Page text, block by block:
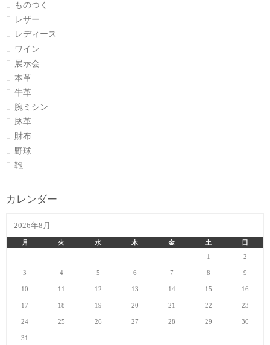
ものつく
レザー
レディース
ワイン
展示会
本革
牛革
腕ミシン
豚革
財布
野球
鞄
カレンダー
2026年8月
月 火 水 木 金 土
日
1
2
3 4 5 6 7 8 9
10 11 12 13 14 15 16
17 18 19 20 21 22 23
24 25 26 27 28 29 30
31